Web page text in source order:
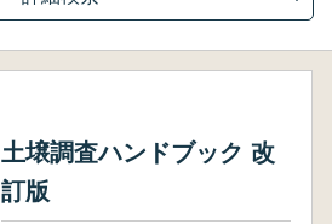
土壌調査ハンドブック 改
訂版